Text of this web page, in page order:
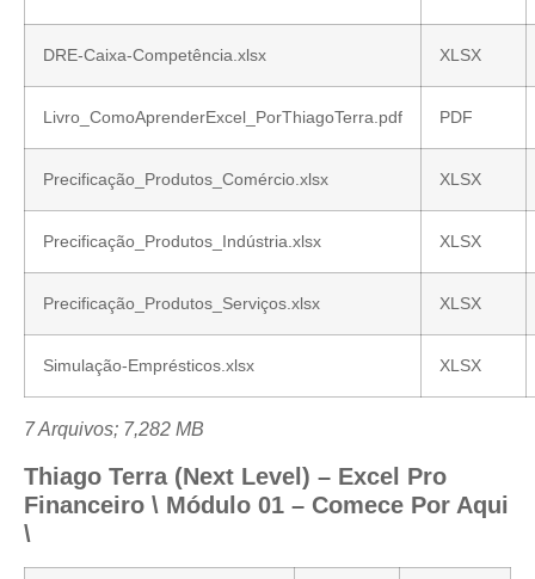
DRE-Caixa-Competência.xlsx XLSX
Livro_ComoAprenderExcel_PorThiagoTerra.pdf PDF
Precificação_Produtos_Comércio.xlsx XLSX
Precificação_Produtos_Indústria.xlsx XLSX
Precificação_Produtos_Serviços.xlsx XLSX
Simulação-Emprésticos.xlsx XLSX
7 Arquivos; 7,282 MB
Thiago Terra (Next Level) – Excel Pro
Financeiro \ Módulo 01 – Comece Por Aqui
\